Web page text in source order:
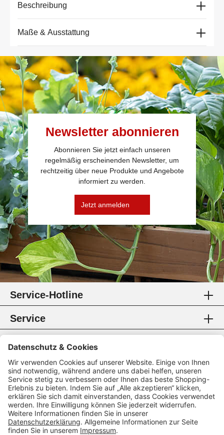
Beschreibung
Maße & Ausstattung
Newsletter abonnieren
Abonnieren Sie jetzt einfach unseren
regelmäßig erscheinenden Newsletter, um
rechtzeitig über neue Produkte und Angebote
informiert zu werden.
Jetzt anmelden
Service-Hotline
Service
Information
Rechtliches
Zahlungsmethoden
Zertifikate